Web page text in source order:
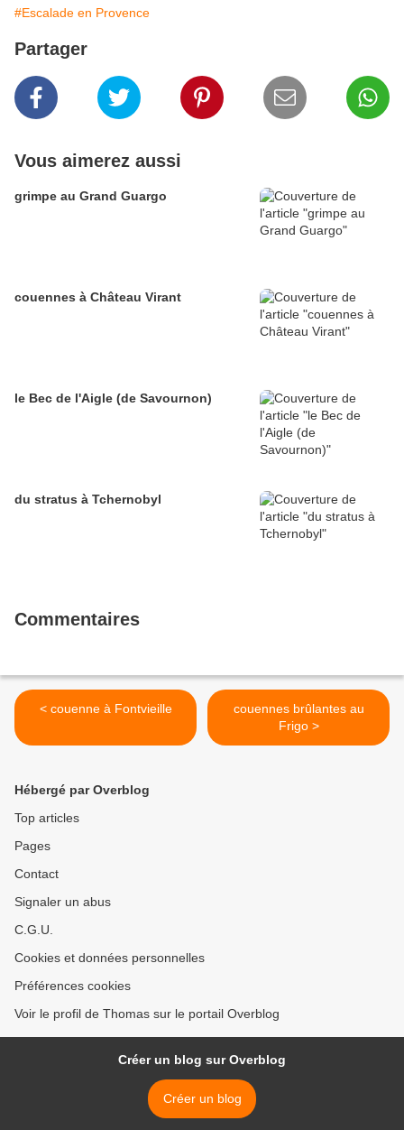
#Escalade en Provence
Partager
Vous aimerez aussi
grimpe au Grand Guargo
couennes à Château Virant
le Bec de l'Aigle (de Savournon)
du stratus à Tchernobyl
Commentaires
< couenne à Fontvieille
couennes brûlantes au
Frigo >
Hébergé par Overblog
Top articles
Pages
Contact
Signaler un abus
C.G.U.
Cookies et données personnelles
Préférences cookies
Voir le profil de Thomas sur le portail Overblog
Créer un blog sur Overblog
Créer un blog